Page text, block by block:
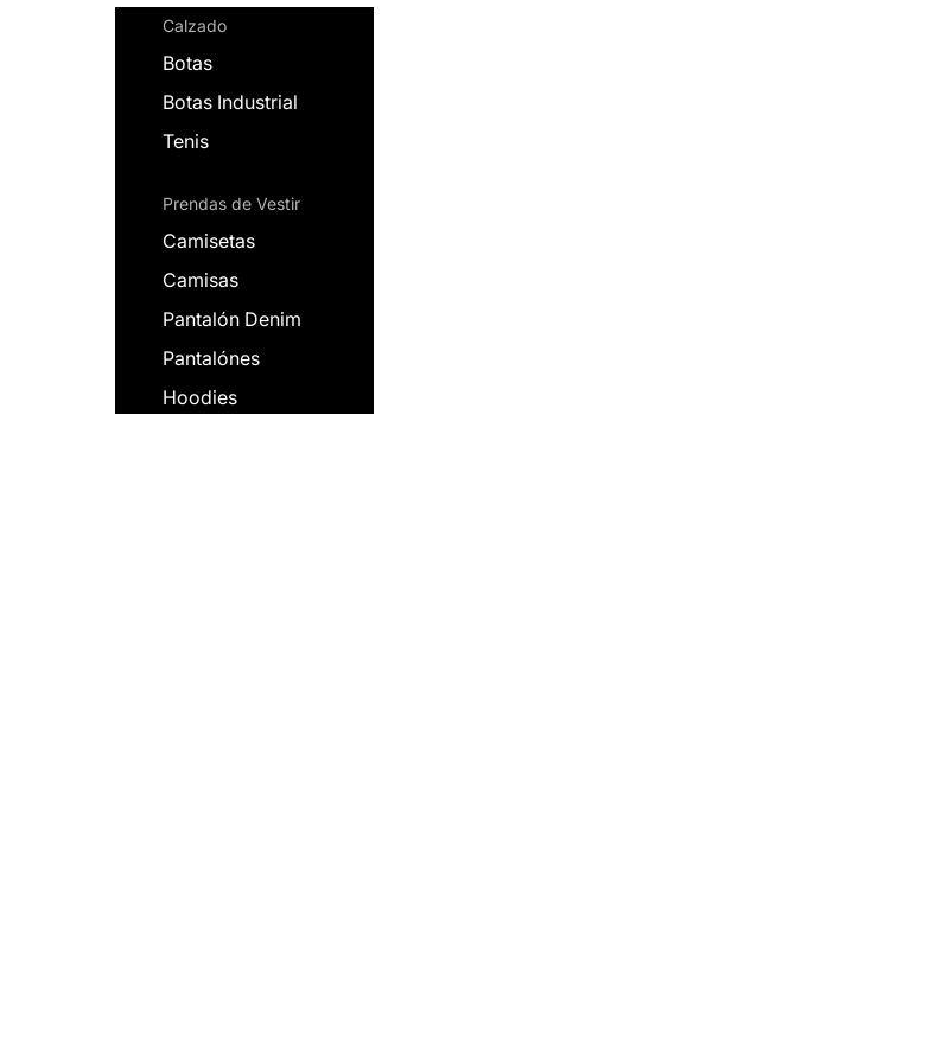
Calzado
Botas
Botas Industrial
Tenis
Prendas de Vestir
Camisetas
Camisas
Pantalón Denim
Pantalónes
Hoodies